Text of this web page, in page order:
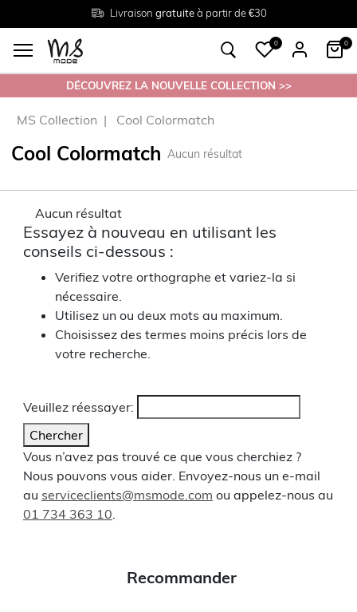
Livraison gratuiteà partir de €30
Tailles du38 au 54
Retourgratuit en magasin
0 0
DÉCOUVREZ LA NOUVELLE COLLECTION >>
MS Collection Cool Colormatch
Cool Colormatch Aucun résultat
Aucun résultat
Essayez à nouveau en utilisant les
conseils ci-dessous :
Verifiez votre orthographe et variez-la si
nécessaire.
Utilisez un ou deux mots au maximum.
Choisissez des termes moins précis lors de
votre recherche.
Veuillez réessayer:
Chercher
Vous n’avez pas trouvé ce que vous cherchiez ?
Nous pouvons vous aider. Envoyez-nous un e-mail
au serviceclients@msmode.com ou appelez-nous au
01 734 363 10
Recommander